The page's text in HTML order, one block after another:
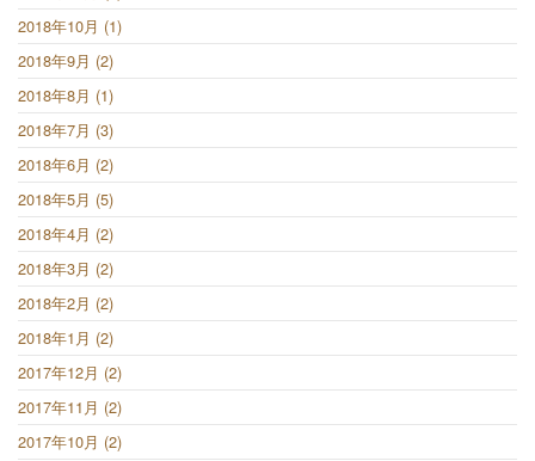
2018年10月 (1)
2018年9月 (2)
2018年8月 (1)
2018年7月 (3)
2018年6月 (2)
2018年5月 (5)
2018年4月 (2)
2018年3月 (2)
2018年2月 (2)
2018年1月 (2)
2017年12月 (2)
2017年11月 (2)
2017年10月 (2)